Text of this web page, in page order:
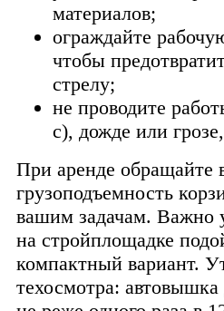
материалов;
ограждайте
чтобы
стрелу;
не проводите
с), дожде или
При аренде обращайте
грузоподъемность
вашим задачам. Важно
на стройплощадке
компактный вариант.
техосмотра: